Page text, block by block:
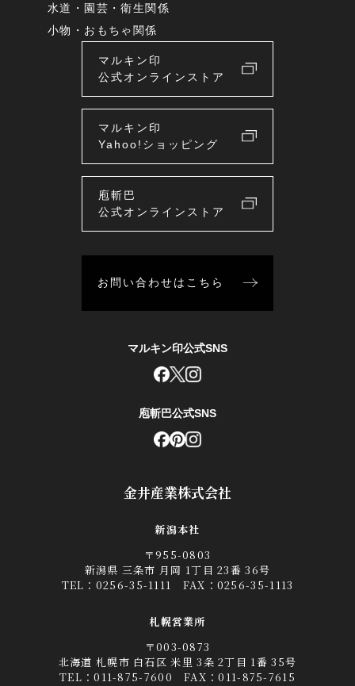
金井産業株式会社
新潟本社
〒955-0803
新潟県 三条市 月岡 1丁目 23番 36号
TEL： 0256-35-1111 FAX：0256-35-1113
札幌営業所
〒003-0873
北海道 札幌市 白石区 米里 3条 2丁目 1番 35号
TEL：011-875-7600 FAX：011-875-7615
水道・園芸・衛生関係
小物・おもちゃ関係
マルキン印
公式オンラインストア
マルキン印
Yahoo!ショッピング
庖斬巴
公式オンラインストア
お問い合わせはこちら
マルキン印公式SNS
庖斬巴公式SNS